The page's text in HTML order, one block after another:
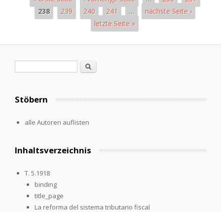
238
239 240 241 …
nächste Seite ›
letzte Seite »
Suche
Stöbern
alle Autoren auflisten
Inhaltsverzeichnis
T. 5.1918
binding
title_page
La reforma del sistema tributario fiscal